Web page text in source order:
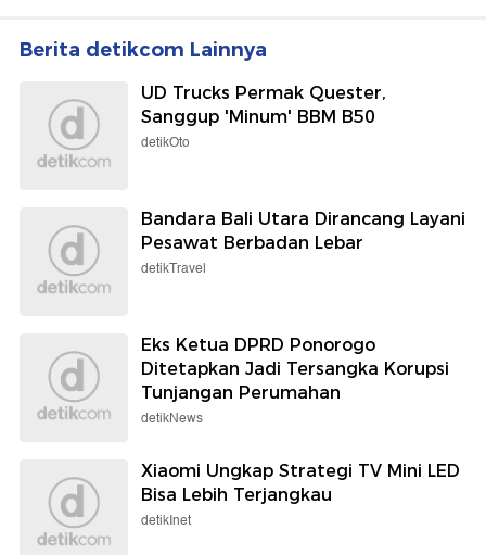
Berita detikcom Lainnya
UD Trucks Permak Quester,
Sanggup 'Minum' BBM B50
detikOto
Bandara Bali Utara Dirancang Layani
Pesawat Berbadan Lebar
detikTravel
Eks Ketua DPRD Ponorogo
Ditetapkan Jadi Tersangka Korupsi
Tunjangan Perumahan
detikNews
Xiaomi Ungkap Strategi TV Mini LED
Bisa Lebih Terjangkau
detikInet